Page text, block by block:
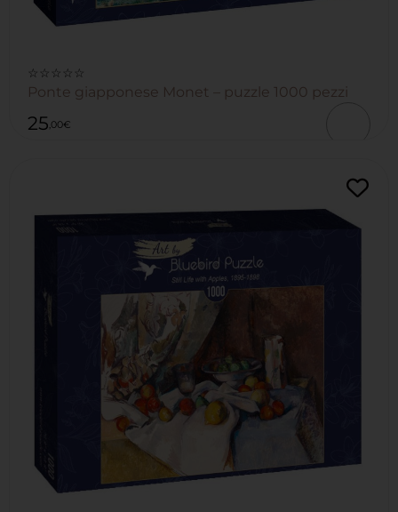
☆☆☆☆☆
Ponte giapponese Monet – puzzle 1000 pezzi
25,00€